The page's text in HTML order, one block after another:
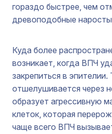
гораздо быстрее, чем
древоподобные
Куда более
возникает, когда ВПЧ
закрепиться в эпителии.
отшелушивается через
образует агрессивную
клеток, которая
чаще всего ВПЧ